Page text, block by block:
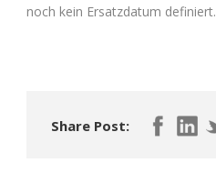
noch kein Ersatzdatum definiert.
Share Post: